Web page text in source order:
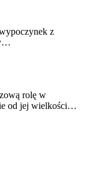
z
rolę w
od jej wielkości…